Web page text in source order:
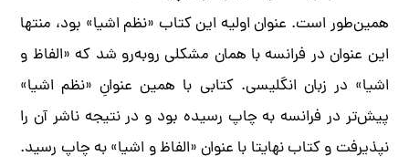
همین‌طور است. عنوان اولیه این کتاب «نظم اشیا» بود، منتها
این عنوان در فرانسه با همان مشکلی روبه‌رو شد که «الفاظ و
اشیا» در زبان انگلیسی. کتابی با همین عنوانِ «نظم اشیا»
پیش‌تر در فرانسه به چاپ رسیده بود و در نتیجه ناشر آن را
نپذیرفت و کتاب نهایتا با عنوان «الفاظ و اشیا» به چاپ رسید.